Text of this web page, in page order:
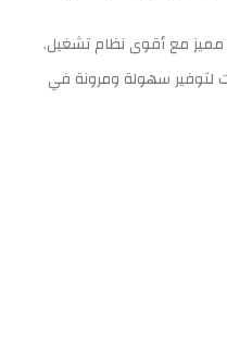
مع أقوى نظام تشغيل.
لتوفير سهولة ومرونة في